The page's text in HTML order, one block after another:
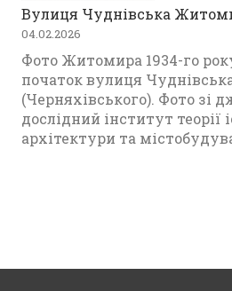
Вулиця Чуднівська
04.02.2026
Фото Житомира 1934-го
початок вулиця
(Черняхівського). Фото зі
дослідний інститут теорії
архітектури та